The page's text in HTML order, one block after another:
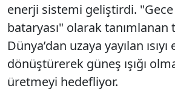
enerji sistemi geliştirdi.
bataryası" olarak tanımlanan
Dünya’dan uzaya yayılan
dönüştürerek güneş ışığı
üretmeyi hedefliyor.